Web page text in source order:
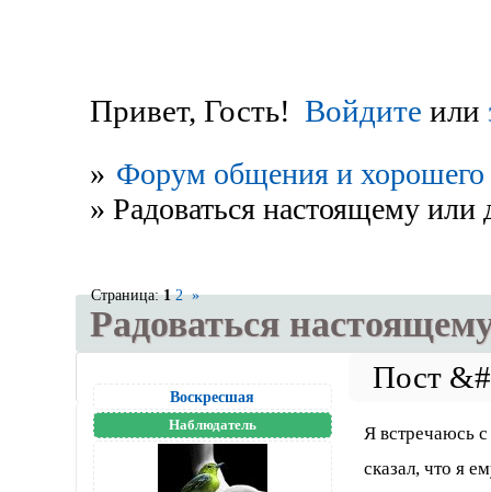
Привет, Гость! Войдите или
» Форум общения и хорошего
» Радоваться настоящему
Радоваться
Страница:1 2 »
Воскресшая
Наблюдатель
Я встречаюсь
сказал, что я